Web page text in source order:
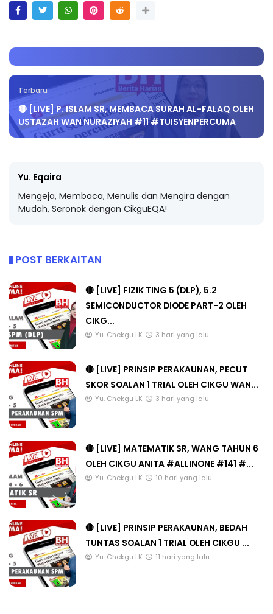
Terbaru
🔴 [LIVE] P. ISLAM SR, MEMBACA SURAH AL-FALAQ OLEH
USTAZAH WAN NURAZIYAH #11 #TUISYENPERCUMA
Yu. Eqaira
Mengeja, Membaca, Menulis dan Mengira dengan
Mudah, Seronok dengan CikguEQA!
POST BERKAITAN
🔴 [LIVE] FIZIK TING 5 (DLP), 5.2
SEMICONDUCTOR DIODE PART-2 OLEH
CIKG...
Yu. Chekgu LK 3 hari yang lalu
🔴 [LIVE] PRINSIP PERAKAUNAN, PECUT
SKOR SOALAN 1 TRIAL OLEH CIKGU WAN...
Yu. Chekgu LK 3 hari yang lalu
🔴 [LIVE] MATEMATIK SR, WANG TAHUN 6
OLEH CIKGU ANITA #ALLINONE #141 #...
Yu. Chekgu LK 10 hari yang lalu
🔴 [LIVE] PRINSIP PERAKAUNAN, BEDAH
TUNTAS SOALAN 1 TRIAL OLEH CIKGU ...
Yu. Chekgu LK 11 hari yang lalu